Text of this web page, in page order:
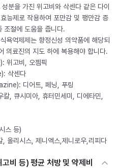
분을 가진 위고비와 삭센다 같은 다이
능제로 작용하여 포만감 및 팽만감 증
조절에 도움을 줍니다.
욕억제제는 향정신성 의약품에 해당되
의료진의 지도 하에 복용해야 합니다.
위고비, 오젬픽
삭센다
디어트, 페닝, 푸링
, 큐시미아, 휴터민세미, 디에타민,
스 등)
올리시스, 제니엑스,제니로우,리피다
비 등) 평균 처방 및 약제비